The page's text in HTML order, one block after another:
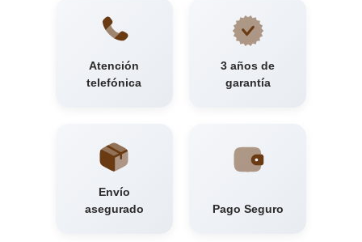
Atención
telefónica
3 años de
garantía
Envío
asegurado
Pago Seguro